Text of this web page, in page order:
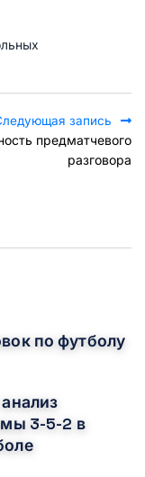
запись
предматчевого
разговора
по футболу
3-5-2 в